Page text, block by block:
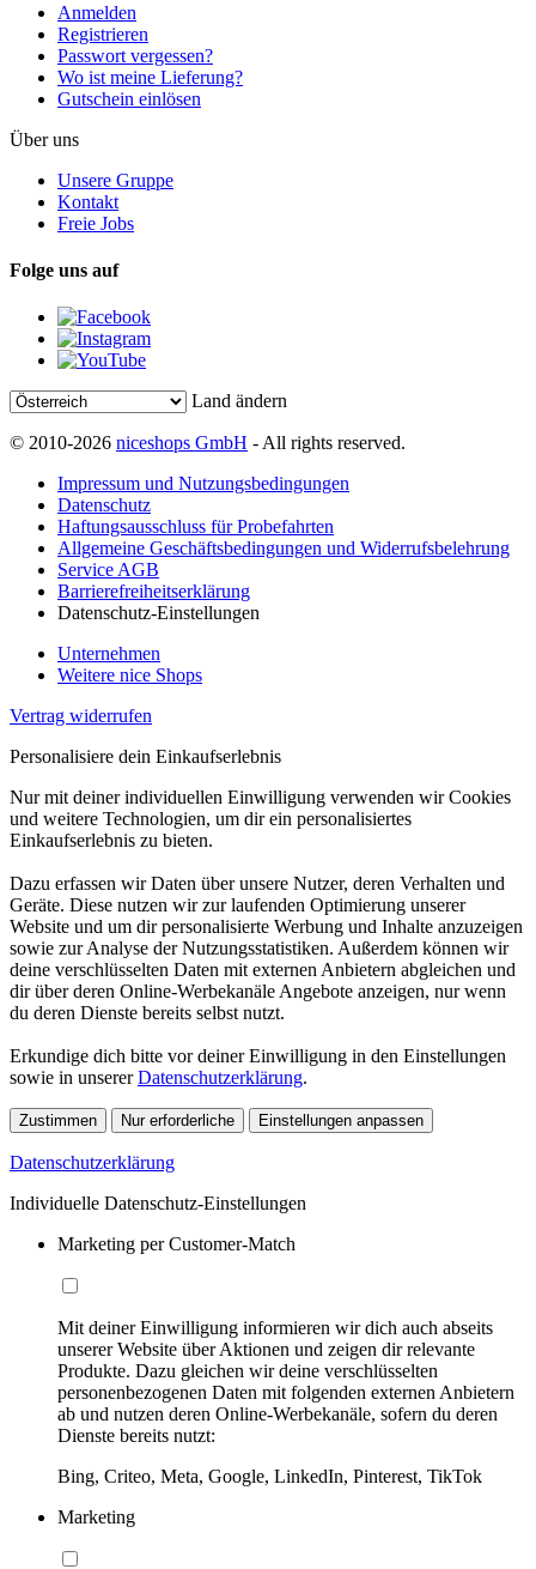
Anmelden
Registrieren
Passwort vergessen?
Wo ist meine Lieferung?
Gutschein einlösen
Über uns
Unsere Gruppe
Kontakt
Freie Jobs
Folge uns auf
Land ändern
© 2010-2026 niceshops GmbH - All rights reserved.
Impressum und Nutzungsbedingungen
Datenschutz
Haftungsausschluss für Probefahrten
Allgemeine Geschäftsbedingungen und Widerrufsbelehrung
Service AGB
Barrierefreiheitserklärung
Datenschutz-Einstellungen
Unternehmen
Weitere nice Shops
Vertrag widerrufen
Personalisiere dein Einkaufserlebnis
Nur mit deiner individuellen Einwilligung verwenden wir Cookies
und weitere Technologien, um dir ein personalisiertes
Einkaufserlebnis zu bieten.
Dazu erfassen wir Daten über unsere Nutzer, deren Verhalten und
Geräte. Diese nutzen wir zur laufenden Optimierung unserer
Website und um dir personalisierte Werbung und Inhalte anzuzeigen
sowie zur Analyse der Nutzungsstatistiken. Außerdem können wir
deine verschlüsselten Daten mit externen Anbietern abgleichen und
dir über deren Online-Werbekanäle Angebote anzeigen, nur wenn
du deren Dienste bereits selbst nutzt.
Erkundige dich bitte vor deiner Einwilligung in den Einstellungen
sowie in unsererDatenschutzerklärung.
Zustimmen Nur erforderliche Einstellungen anpassen
Datenschutzerklärung
Individuelle Datenschutz-Einstellungen
Marketing per Customer-Match
Mit deiner Einwilligung informieren wir dich auch abseits
unserer Website über Aktionen und zeigen dir relevante
Produkte. Dazu gleichen wir deine verschlüsselten
personenbezogenen Daten mit folgenden externen Anbietern
ab und nutzen deren Online-Werbekanäle, sofern du deren
Dienste bereits nutzt:
Bing, Criteo, Meta, Google, LinkedIn, Pinterest, TikTok
Marketing